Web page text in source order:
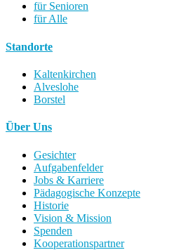
für Senioren
für Alle
Standorte
Kaltenkirchen
Alveslohe
Borstel
Über Uns
Gesichter
Aufgabenfelder
Jobs & Karriere
Pädagogische Konzepte
Historie
Vision & Mission
Spenden
Kooperationspartner